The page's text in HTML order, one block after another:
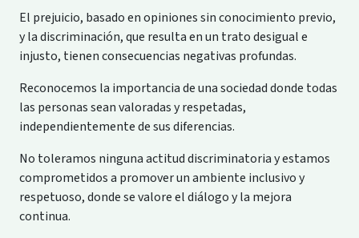
El prejuicio, basado en opiniones sin conocimiento previo,
y la discriminación, que resulta en un trato desigual e
injusto, tienen consecuencias negativas profundas.
Reconocemos la importancia de una sociedad donde todas
las personas sean valoradas y respetadas,
independientemente de sus diferencias.
No toleramos ninguna actitud discriminatoria y estamos
comprometidos a promover un ambiente inclusivo y
respetuoso, donde se valore el diálogo y la mejora
continua.